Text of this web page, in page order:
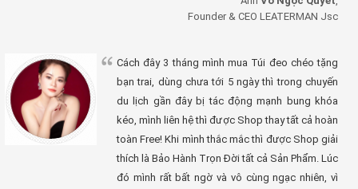
Founder & CEO LEATERMAN Jsc
Cách đây 3 tháng mình mua Túi đeo chéo tặng
bạn trai, dùng chưa tới 5 ngày thì trong chuyến
du lịch gần đây bị tác động mạnh bung khóa
kéo, mình liên hệ thì được Shop thay tất cả hoàn
toàn Free! Khi mình thắc mắc thì được Shop giải
thích là Bảo Hành Trọn Đời tất cả Sản Phẩm. Lúc
đó mình rất bất ngờ và vô cùng ngạc nhiên, vì